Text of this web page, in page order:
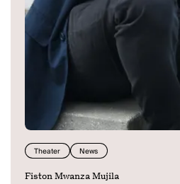
Theater News
Fiston Mwanza Mujila